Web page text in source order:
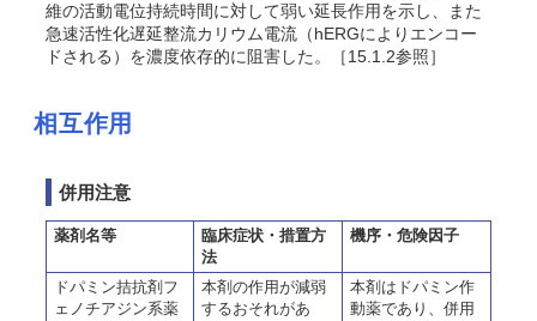
維の活動電位持続時間に対して弱い延長作用を示し、また
急速活性化遅延整流カリウム電流（hERGによりエンコー
ドされる）を濃度依存的に阻害した 。［15.1.2参照］
相互作用
併用注意
薬剤名等
臨床症状・措置方
法
機序・危険因子
ドパミン拮抗剤フ
ェノチアジン系薬
本剤の作用が減弱
するおそれがあ
本剤はドパミン作
動薬であり、併用